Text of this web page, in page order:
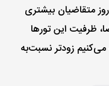
متقاضیان بیشتری
ظرفیت این تورها
زودتر نسبت‌به